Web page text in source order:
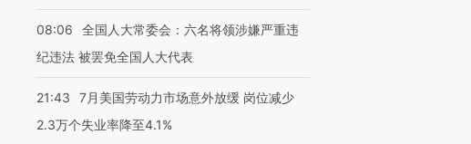
08:06
全国人大常委会：六名将领涉嫌严重违
纪违法 被罢免全国人大代表
21:43
7月美国劳动力市场意外放缓 岗位减少
2.3万个失业率降至4.1%